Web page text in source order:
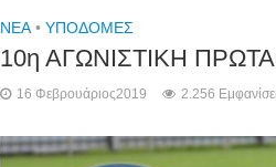
NEA • ΥΠΟΔΟΜΈΣ
10η ΑΓΩΝΙΣΤΙΚΗ
16 Φεβρουάριος2019 2.256